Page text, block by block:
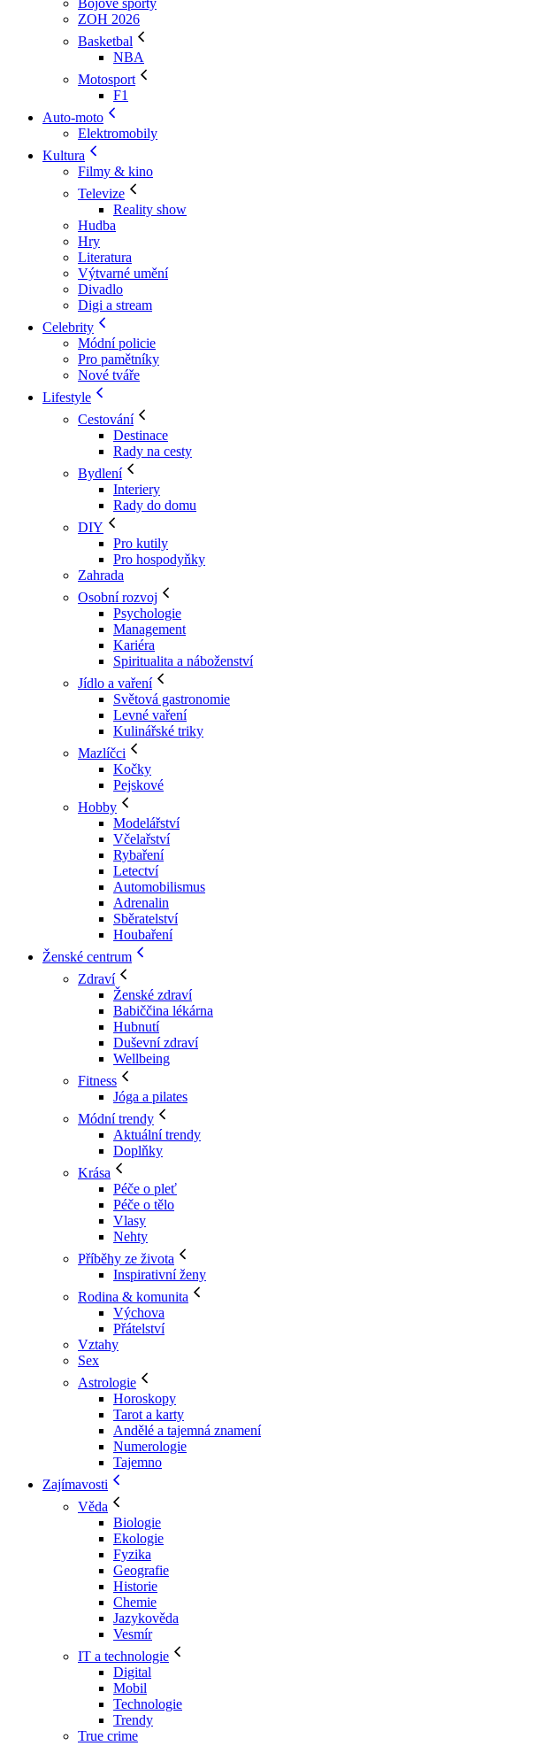
Bojové sporty
ZOH 2026
Basketbal
NBA
Motosport
F1
Auto-moto
Elektromobily
Kultura
Filmy & kino
Televize
Reality show
Hudba
Hry
Literatura
Výtvarné umění
Divadlo
Digi a stream
Celebrity
Módní policie
Pro pamětníky
Nové tváře
Lifestyle
Cestování
Destinace
Rady na cesty
Bydlení
Interiery
Rady do domu
DIY
Pro kutily
Pro hospodyňky
Zahrada
Osobní rozvoj
Psychologie
Management
Kariéra
Spiritualita a náboženství
Jídlo a vaření
Světová gastronomie
Levné vaření
Kulinářské triky
Mazlíčci
Kočky
Pejskové
Hobby
Modelářství
Včelařství
Rybaření
Letectví
Automobilismus
Adrenalin
Sběratelství
Houbaření
Ženské centrum
Zdraví
Ženské zdraví
Babiččina lékárna
Hubnutí
Duševní zdraví
Wellbeing
Fitness
Jóga a pilates
Módní trendy
Aktuální trendy
Doplňky
Krása
Péče o pleť
Péče o tělo
Vlasy
Nehty
Příběhy ze života
Inspirativní ženy
Rodina & komunita
Výchova
Přátelství
Vztahy
Sex
Astrologie
Horoskopy
Tarot a karty
Andělé a tajemná znamení
Numerologie
Tajemno
Zajímavosti
Věda
Biologie
Ekologie
Fyzika
Geografie
Historie
Chemie
Jazykověda
Vesmír
IT a technologie
Digital
Mobil
Technologie
Trendy
True crime